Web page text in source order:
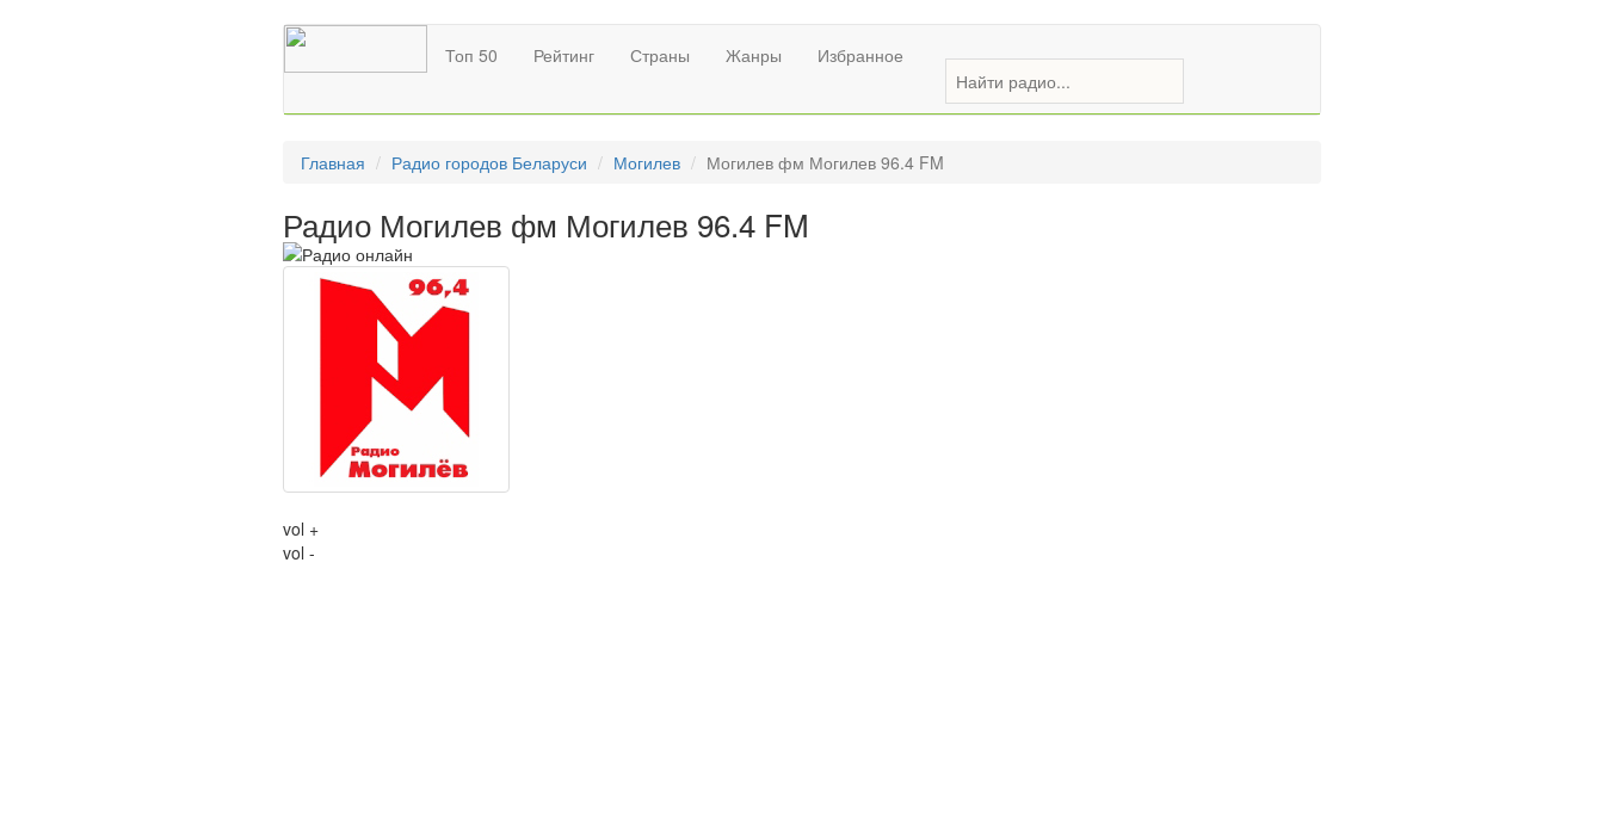
Топ 50 Рейтинг Страны Жанры Избранное
Главная Радио городов Беларуси Могилев Могилев фм Могилев 96.4 FM
Радио Могилев фм Могилев 96.4 FM
vol +
vol -